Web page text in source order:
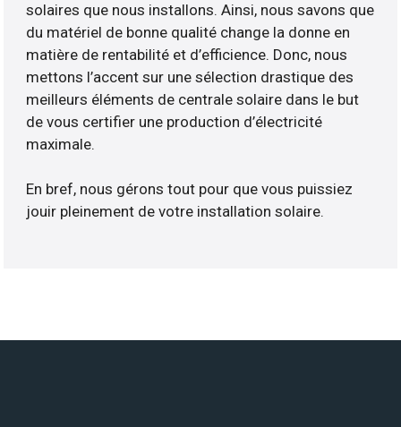
solaires que nous installons. Ainsi, nous savons que
du matériel de bonne qualité change la donne en
matière de rentabilité et d’efficience. Donc, nous
mettons l’accent sur une sélection drastique des
meilleurs éléments de centrale solaire dans le but
de vous certifier une production d’électricité
maximale.
En bref, nous gérons tout pour que vous puissiez
jouir pleinement de votre installation solaire.